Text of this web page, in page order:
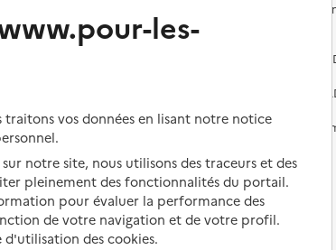
Vivre dans une résidence avec
Vivre en accueil familial
Autres solutions de logement
Les différents
Préparer l'entrée en
Aides financières en
Prévention,
Comprendre les prix en
EHPAD
Droits en EHPAD
les-
vos données en lisant notre notice
notre site, nous utilisons des traceurs et des
pleinement des fonctionnalités du portail.
pour évaluer la performance des
de votre navigation et de votre profil.
des cookies.